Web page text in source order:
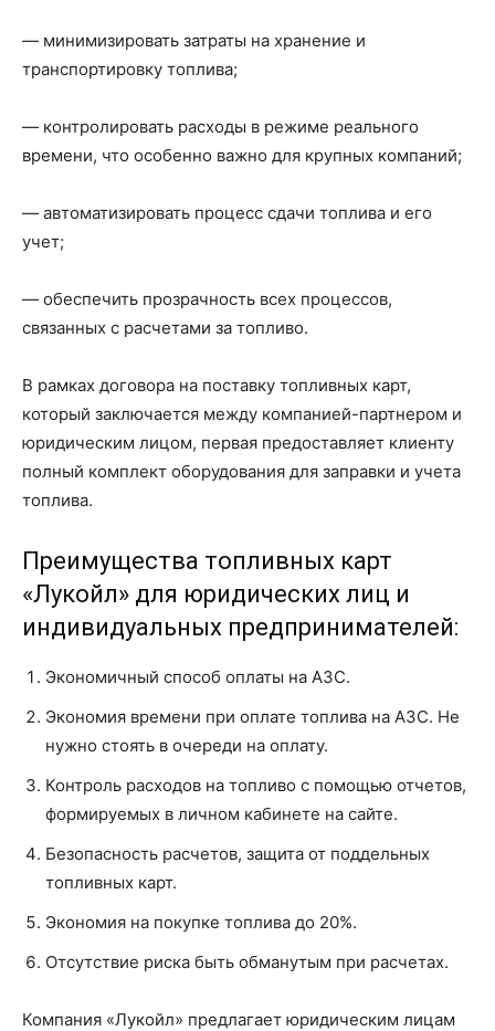
— минимизировать затраты на хранение и
транспортировку топлива;
— контролировать расходы в режиме реального
времени, что особенно важно для крупных компаний;
— автоматизировать процесс сдачи топлива и его
учет;
— обеспечить прозрачность всех процессов,
связанных с расчетами за топливо.
В рамках договора на поставку топливных карт,
который заключается между компанией-партнером и
юридическим лицом, первая предоставляет клиенту
полный комплект оборудования для заправки и учета
топлива.
Преимущества топливных карт
«Лукойл» для юридических лиц и
индивидуальных предпринимателей:
Экономичный способ оплаты на АЗС.
Экономия времени при оплате топлива на АЗС. Не
нужно стоять в очереди на оплату.
Контроль расходов на топливо с помощью отчетов,
формируемых в личном кабинете на сайте.
Безопасность расчетов, защита от поддельных
топливных карт.
Экономия на покупке топлива до 20%.
Отсутствие риска быть обманутым при расчетах.
Компания «Лукойл» предлагает юридическим лицам